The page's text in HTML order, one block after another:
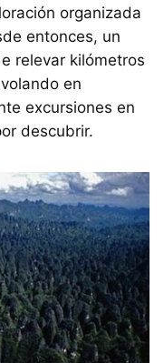
organizada
entonces, un
relevar kilómetros
en
excursiones en
descubrir.